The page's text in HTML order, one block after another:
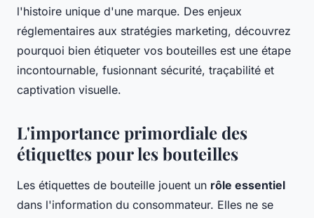
l'histoire unique d'une marque. Des enjeux
réglementaires aux stratégies marketing, découvrez
pourquoi bien étiqueter vos bouteilles est une étape
incontournable, fusionnant sécurité, traçabilité et
captivation visuelle.
L'importance primordiale des
étiquettes pour les bouteilles
Les étiquettes de bouteille jouent un rôle essentiel
dans l'information du consommateur. Elles ne se